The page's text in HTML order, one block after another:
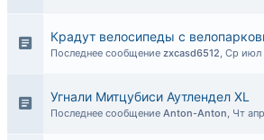
Крадут велосипеды с
Последнее сообщение zxcasd6512, Ср июл
Угнали Митцубиси Аутлендел XL
Последнее сообщение Anton-Anton, Чт